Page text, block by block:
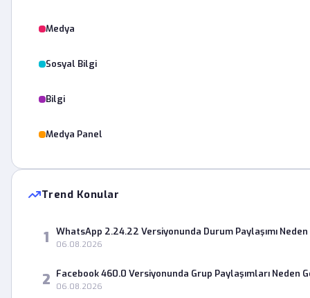
Medya
Sosyal Bilgi
Bilgi
Medya Panel
Trend Konular
1 WhatsApp 2.24.22 Versiyonunda Durum Paylaşımı
06.08.2026
2 Facebook 460.0 Versiyonunda Grup Paylaşımları Neden
06.08.2026